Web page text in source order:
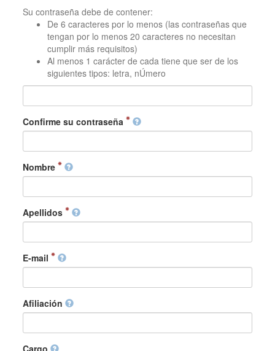
Su contraseña debe de contener:
De 6 caracteres por lo menos (las contraseñas que
tengan por lo menos 20 caracteres no necesitan
cumplir más requisitos)
Al menos 1 carácter de cada tiene que ser de los
siguientes tipos: letra, nÚmero
Confirme su contraseña
Nombre
Apellidos
E-mail
Afiliación
Cargo